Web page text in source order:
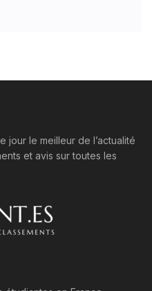
jour le meilleur de l’actualité
et avis sur toutes les